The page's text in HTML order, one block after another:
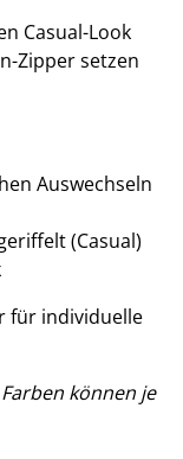
Casual-Look
Zipper setzen
Auswechseln
(Casual)
für individuelle
können je